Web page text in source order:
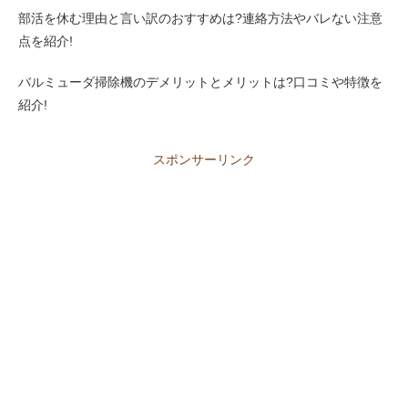
部活を休む理由と言い訳のおすすめは?連絡方法やバレない注意
点を紹介!
バルミューダ掃除機のデメリットとメリットは?口コミや特徴を
紹介!
スポンサーリンク